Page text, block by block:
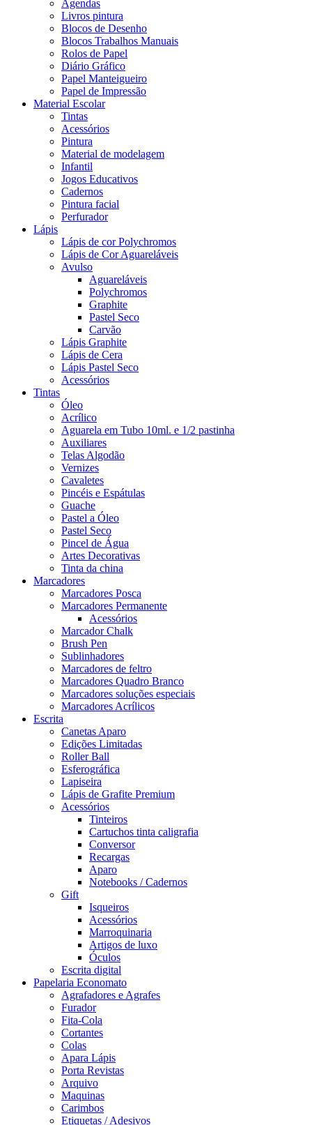
Agendas
Livros pintura
Blocos de Desenho
Blocos Trabalhos Manuais
Rolos de Papel
Diário Gráfico
Papel Manteigueiro
Papel de Impressão
Material Escolar
Tintas
Acessórios
Pintura
Material de modelagem
Infantil
Jogos Educativos
Cadernos
Pintura facial
Perfurador
Lápis
Lápis de cor Polychromos
Lápis de Cor Aguareláveis
Avulso
Aguareláveis
Polychromos
Graphite
Pastel Seco
Carvão
Lápis Graphite
Lápis de Cera
Lápis Pastel Seco
Acessórios
Tintas
Óleo
Acrílico
Aguarela em Tubo 10ml. e 1/2 pastinha
Auxiliares
Telas Algodão
Vernizes
Cavaletes
Pincéis e Espátulas
Guache
Pastel a Óleo
Pastel Seco
Pincel de Água
Artes Decorativas
Tinta da china
Marcadores
Marcadores Posca
Marcadores Permanente
Acessórios
Marcador Chalk
Brush Pen
Sublinhadores
Marcadores de feltro
Marcadores Quadro Branco
Marcadores soluções especiais
Marcadores Acrílicos
Escrita
Canetas Aparo
Edições Limitadas
Roller Ball
Esferográfica
Lapiseira
Lápis de Grafite Premium
Acessórios
Tinteiros
Cartuchos tinta caligrafia
Conversor
Recargas
Aparo
Notebooks / Cadernos
Gift
Isqueiros
Acessórios
Marroquinaria
Artigos de luxo
Óculos
Escrita digital
Papelaria Economato
Agrafadores e Agrafes
Furador
Fita-Cola
Cortantes
Colas
Apara Lápis
Porta Revistas
Arquivo
Maquinas
Carimbos
Etiquetas / Adesivos